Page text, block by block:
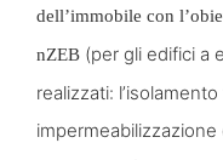
dell’immobile con
nZEB (per gli edifici a
realizzati: